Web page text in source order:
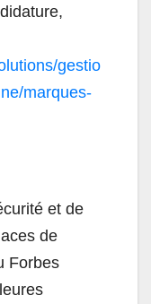
gestio
marques-
et de
de
Forbes